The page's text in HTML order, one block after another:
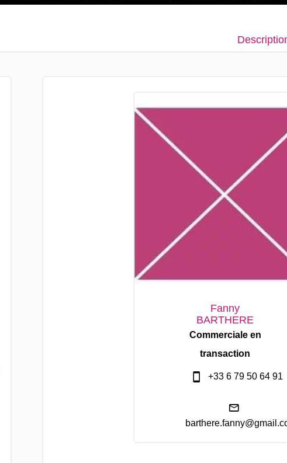
Fanny
BARTHERE
Commerciale en
transaction
+33 6 79 50 64 91